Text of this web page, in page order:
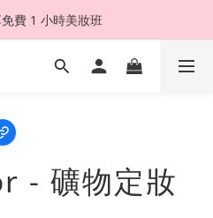
費 1 小時美妝班
- 礦物定妝